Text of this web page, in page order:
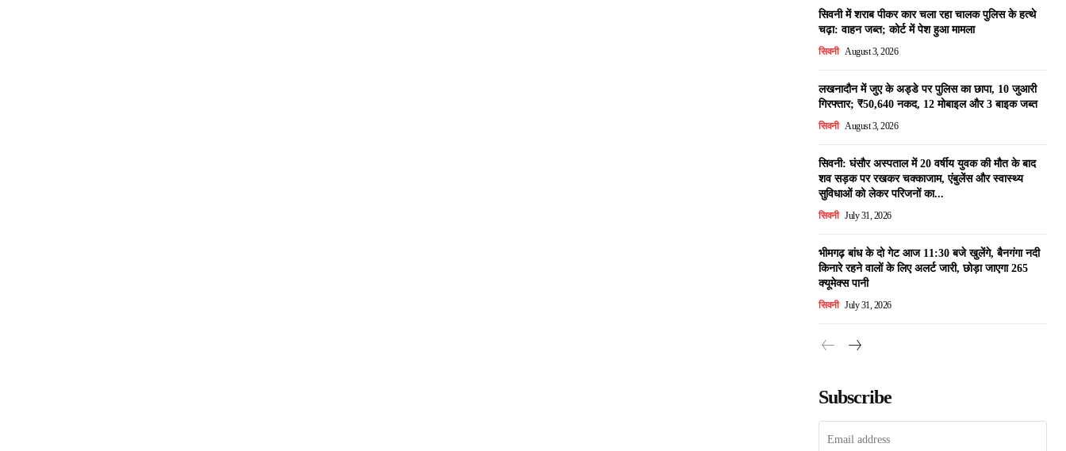
सिवनी में शराब पीकर कार चला रहा चालक पुलिस के हत्थे
चढ़ा: वाहन जब्त; कोर्ट में पेश हुआ मामला
सिवनी August 3, 2026
लखनादौन में जुए के अड्डे पर पुलिस का छापा, 10 जुआरी
गिरफ्तार; ₹50,640 नकद, 12 मोबाइल और 3 बाइक जब्त
सिवनी August 3, 2026
सिवनी: घंसौर अस्पताल में 20 वर्षीय युवक की मौत के बाद
शव सड़क पर रखकर चक्काजाम, एंबुलेंस और स्वास्थ्य
सुविधाओं को लेकर परिजनों का...
सिवनी July 31, 2026
भीमगढ़ बांध के दो गेट आज 11:30 बजे खुलेंगे, बैनगंगा नदी
किनारे रहने वालों के लिए अलर्ट जारी, छोड़ा जाएगा 265
क्यूमेक्स पानी
सिवनी July 31, 2026
Subscribe